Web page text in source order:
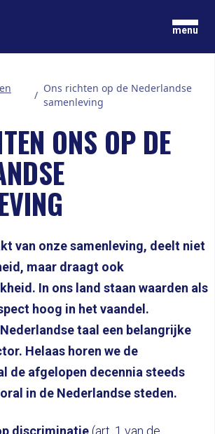
menu
/
Ons richten op de Nederlandse
samenleving
ONS OP DE
van onze samenleving, deelt niet
maar draagt ook
In ons land staan waarden als
hoog in het vaandel.
taal een belangrijke
Helaas horen we de
de afgelopen decennia steeds
in de Nederlandse steden.
discriminatie (art. 1 van de